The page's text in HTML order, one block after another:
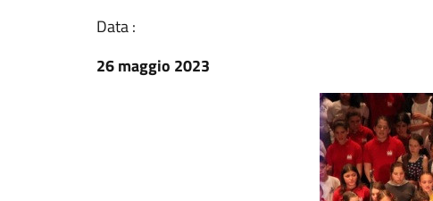
Data :
26 maggio 2023